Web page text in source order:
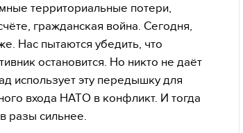
территориальные потери,
гражданская война. Сегодня,
Нас пытаются убедить, что
остановится. Но никто не даёт
использует эту передышку для
входа НАТО в конфликт. И тогда
разы сильнее.